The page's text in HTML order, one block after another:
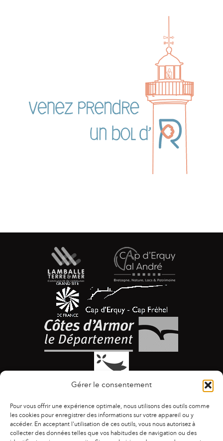
Gérer le consentement
Pour vous offrir une expérience optimale, nous utilisons des outils comme
les cookies pour enregistrer des informations sur votre appareil ou y
accéder. En acceptant l'utilisation de ces outils, vous nous autorisez à
collecter des données telles que vos habitudes de navigation ou des